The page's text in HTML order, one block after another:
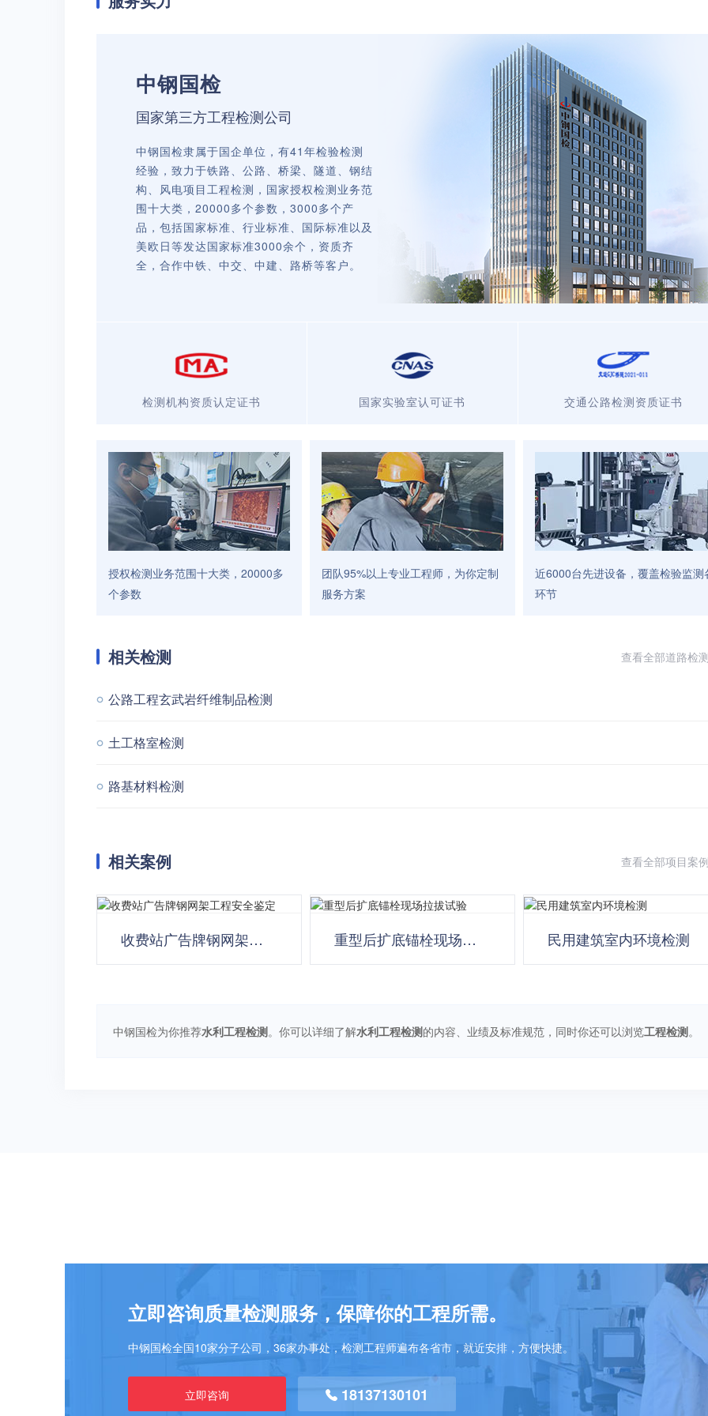
中钢国检
国家第三方工程检测公司
中钢国检隶属于国企单位，有41年检验检测
经验，致力于铁路、公路、桥梁、隧道、钢结
构、风电项目工程检测，国家授权检测业务范
围十大类，20000多个参数，3000多个产
品，包括国家标准、行业标准、国际标准以及
美欧日等发达国家标准3000余个，资质齐
全，合作中铁、中交、中建、路桥等客户。
检测机构资质认定证书 国家实验室认可证书 交通公路检测资质证书
授权检测业务范围十大类，20000多
个参数
团队95%以上专业工程师，为你定制
服务方案
近6000台先进设备，覆盖检验监测
环节
相关检测 查看全部道路检
公路工程玄武岩纤维制品检测
土工格室检测
路基材料检测
相关案例 查看全部项目案
收费站广告牌钢网架工程
重型后扩底锚栓现场拉拔
民用建筑室内环境检测
中钢国检为你推荐水利工程检测。你可以详细了解水利工程检测的内容、业绩及标准规范，同时你还可以浏览工程检测。
立即咨询质量检测服务，保障你的工程所需。
中钢国检全国10家分子公司，36家办事处，检测工程师遍布各省市，就近安排，方便快捷。
立即咨询 18137130101